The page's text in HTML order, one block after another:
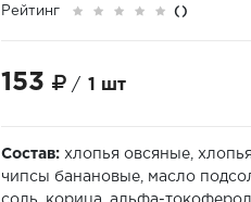
Рейтинг ()
153 / 1 шт
Состав: хлопья овсяные,
чипсы банановые, масло